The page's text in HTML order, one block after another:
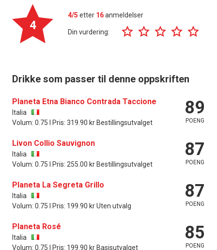
4
4/5 etter 16anmeldelser
Din vurdering:
Drikke som passer til denne oppskriften
Planeta Etna Bianco Contrada Taccione
Italia
Volum: 0.75 l Pris: 319.90 kr Bestillingsutvalget
89
POENG
Livon Collio Sauvignon
Italia
Volum: 0.75 l Pris: 255.00 kr Bestillingsutvalget
87
POENG
Planeta La Segreta Grillo
Italia
Volum: 0.75 l Pris: 199.90 kr Uten utvalg
87
POENG
Planeta Rosé
Italia
Volum: 0.75 l Pris: 199.90 kr Basisutvalget
85
POENG